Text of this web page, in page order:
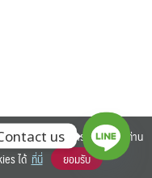
RESERVED.
เพิ่มประสิทธิภาพการใช้งานของท่าน
ได้ ที่นี่ ยอมรับ
us